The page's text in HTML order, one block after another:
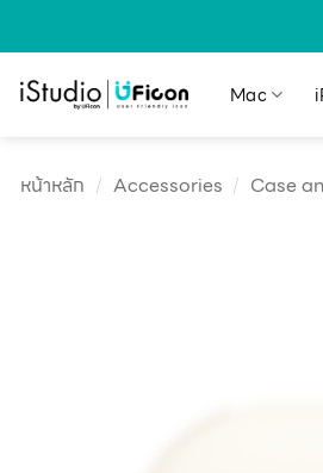
Mac
หน้าหลัก / Accessories / Case